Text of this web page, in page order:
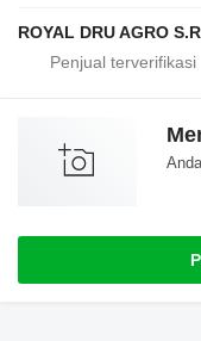
ROYAL DRU AGRO